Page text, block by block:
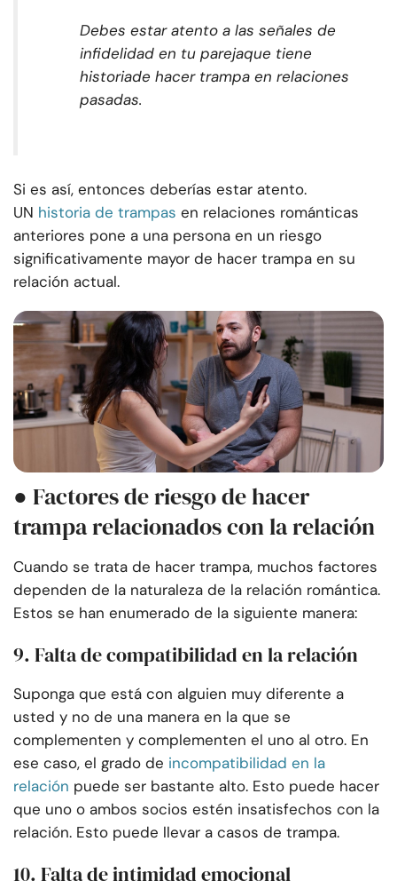
Debes estar atento a las señales de
infidelidad en tu parejaque tiene
historiade hacer trampa en relaciones
pasadas.
Si es así, entonces deberías estar atento.
UN historia de trampas en relaciones románticas
anteriores pone a una persona en un riesgo
significativamente mayor de hacer trampa en su
relación actual.
● Factores de riesgo de hacer
trampa relacionados con la relación
Cuando se trata de hacer trampa, muchos factores
dependen de la naturaleza de la relación romántica.
Estos se han enumerado de la siguiente manera:
9. Falta de compatibilidad en la relación
Suponga que está con alguien muy diferente a
usted y no de una manera en la que se
complementen y complementen el uno al otro. En
ese caso, el grado de incompatibilidad en la
relación puede ser bastante alto. Esto puede hacer
que uno o ambos socios estén insatisfechos con la
relación. Esto puede llevar a casos de trampa.
10. Falta de intimidad emocional